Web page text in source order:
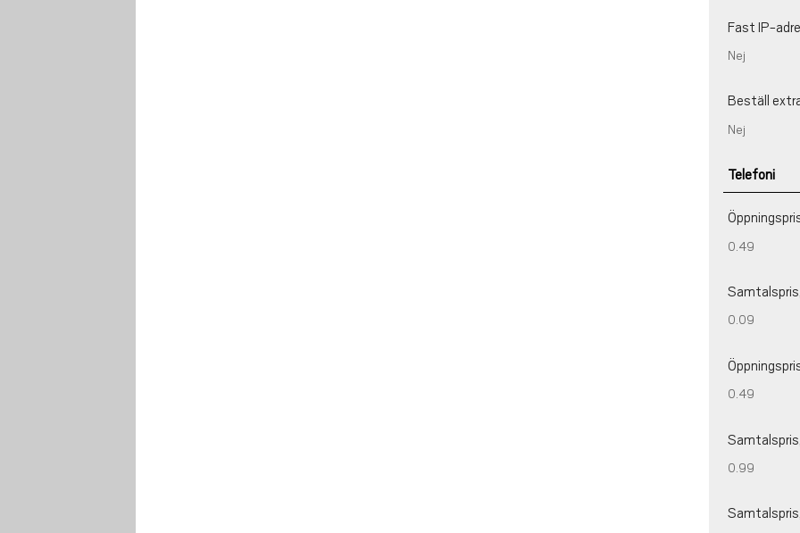
Fast IP-
Nej
Beställ
Nej
Telefoni
0.49
0.09
0.49
0.99